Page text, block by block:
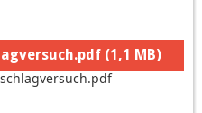
(1,1 MB)